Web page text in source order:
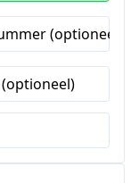
(optioneel)